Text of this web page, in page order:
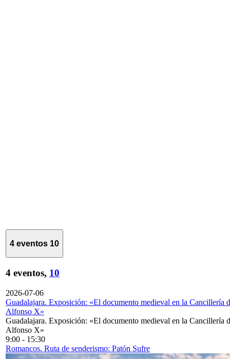
4 eventos 10
4 eventos, 10
2026-07-06
Guadalajara. Exposición: «El documento medieval en la Cancillería
Alfonso X»
Guadalajara. Exposición: «El documento medieval en la Cancillería
Alfonso X»
9:00 - 15:30
Romancos. Ruta de senderismo: Patón Sufre